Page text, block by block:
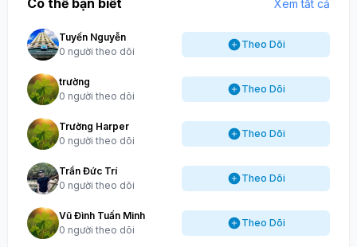
Có thể bạn biết Xem tất cả
Tuyến Nguyễn
0 người theo dõi
Theo Dõi
trường
0 người theo dõi
Theo Dõi
Trường Harper
0 người theo dõi
Theo Dõi
Trần Đức Trí
0 người theo dõi
Theo Dõi
Vũ Đình Tuấn Minh
0 người theo dõi
Theo Dõi